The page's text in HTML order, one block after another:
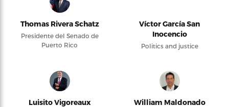
Thomas Rivera Schatz
Presidente del Senado de
Puerto Rico
Víctor García San
Inocencio
Politics and justice
Luisito Vigoreaux William Maldonado